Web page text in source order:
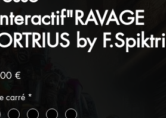
by F.Spiktri
€
carré *